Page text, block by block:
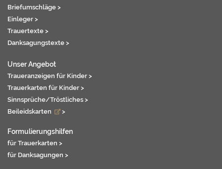
Briefumschläge >
Einleger >
Trauertexte >
Danksagungstexte >
Unser Angebot
Traueranzeigen für Kinder >
Trauerkarten für Kinder >
Sinnsprüche/Tröstliches >
Beileidskarten
>
Formulierungshilfen
für Trauerkarten >
für Danksagungen >